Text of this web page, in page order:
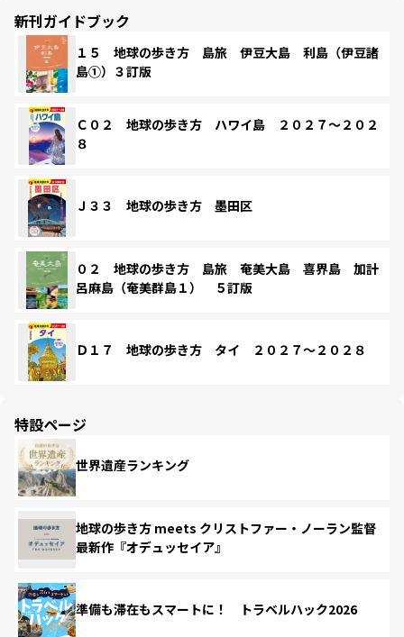
新刊ガイドブック
１５ 地球の歩き方 島旅 伊豆大島 利島（伊豆諸
島①）３訂版
Ｃ０２ 地球の歩き方 ハワイ島 ２０２７～２０２
８
Ｊ３３ 地球の歩き方 墨田区
０２ 地球の歩き方 島旅 奄美大島 喜界島 加計
呂麻島（奄美群島１） ５訂版
Ｄ１７ 地球の歩き方 タイ ２０２７～２０２８
特設ページ
世界遺産ランキング
地球の歩き方 meets クリストファー・ノーラン監督
最新作『オデュッセイア』
準備も滞在もスマートに！ トラベルハック2026